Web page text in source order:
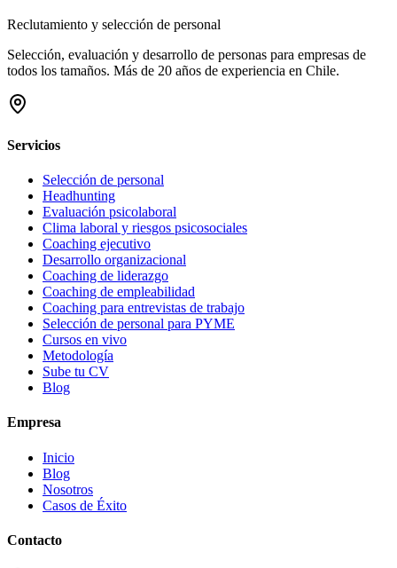
Reclutamiento y selección de personal
Selección, evaluación y desarrollo de personas para empresas de
todos los tamaños. Más de 20 años de experiencia en Chile.
Servicios
Selección de personal
Headhunting
Evaluación psicolaboral
Clima laboral y riesgos psicosociales
Coaching ejecutivo
Desarrollo organizacional
Coaching de liderazgo
Coaching de empleabilidad
Coaching para entrevistas de trabajo
Selección de personal para PYME
Cursos en vivo
Metodología
Sube tu CV
Blog
Empresa
Inicio
Blog
Nosotros
Casos de Éxito
Contacto